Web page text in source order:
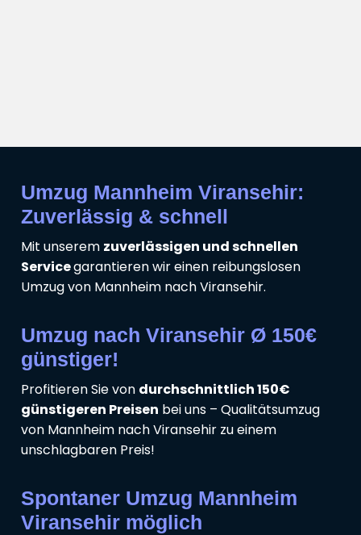
Umzug Mannheim Viransehir:
Zuverlässig & schnell
Mit unserem zuverlässigen und schnellen
Servicegarantieren wir einen reibungslosen
Umzug von Mannheim nach Viransehir.
Umzug nach Viransehir Ø 150€
günstiger!
Profitieren Sie von durchschnittlich 150€
günstigeren Preisen bei uns – Qualitätsumzug
von Mannheim nach Viransehir zu einem
unschlagbaren Preis!
Spontaner Umzug Mannheim
Viransehir möglich